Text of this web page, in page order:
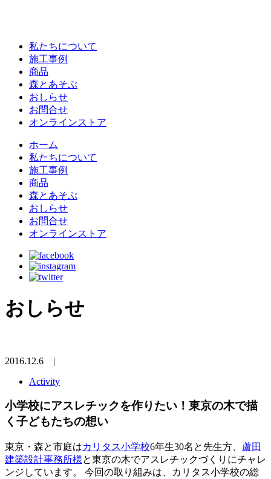
私たちについて
施工事例
商品
森とあそぶ
おしらせ
お問合せ
オンラインストア
ホーム
私たちについて
施工事例
商品
森とあそぶ
おしらせ
お問合せ
オンラインストア
おしらせ
2016.12.6 |
Activity
小学校にアスレチックを作りたい！東京の木で描
く子どもたちの想い
東京・森と市庭はカリタス小学校6年生30名と先生方、 蘆田
建築設計事務所様と東京の木でアスレチックづくりにチャレ
ンジしています。 今回の取り組みは、カリタス小学校の総